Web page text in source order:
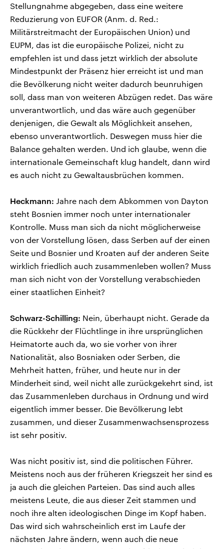
Stellungnahme abgegeben, dass eine weitere
Reduzierung von EUFOR (Anm. d. Red.:
Militärstreitmacht der Europäischen Union) und
EUPM, das ist die europäische Polizei, nicht zu
empfehlen ist und dass jetzt wirklich der absolute
Mindestpunkt der Präsenz hier erreicht ist und man
die Bevölkerung nicht weiter dadurch beunruhigen
soll, dass man von weiteren Abzügen redet. Das wäre
unverantwortlich, und das wäre auch gegenüber
denjenigen, die Gewalt als Möglichkeit ansehen,
ebenso unverantwortlich. Deswegen muss hier die
Balance gehalten werden. Und ich glaube, wenn die
internationale Gemeinschaft klug handelt, dann wird
es auch nicht zu Gewaltausbrüchen kommen.
Heckmann: Jahre nach dem Abkommen von Dayton
steht Bosnien immer noch unter internationaler
Kontrolle. Muss man sich da nicht möglicherweise
von der Vorstellung lösen, dass Serben auf der einen
Seite und Bosnier und Kroaten auf der anderen Seite
wirklich friedlich auch zusammenleben wollen? Muss
man sich nicht von der Vorstellung verabschieden
einer staatlichen Einheit?
Schwarz-Schilling: Nein, überhaupt nicht. Gerade da
die Rückkehr der Flüchtlinge in ihre ursprünglichen
Heimatorte auch da, wo sie vorher von ihrer
Nationalität, also Bosniaken oder Serben, die
Mehrheit hatten, früher, und heute nur in der
Minderheit sind, weil nicht alle zurückgekehrt sind, ist
das Zusammenleben durchaus in Ordnung und wird
eigentlich immer besser. Die Bevölkerung lebt
zusammen, und dieser Zusammenwachsensprozess
ist sehr positiv.
Was nicht positiv ist, sind die politischen Führer.
Meistens noch aus der früheren Kriegszeit her sind es
ja auch die gleichen Parteien. Das sind auch alles
meistens Leute, die aus dieser Zeit stammen und
noch ihre alten ideologischen Dinge im Kopf haben.
Das wird sich wahrscheinlich erst im Laufe der
nächsten Jahre ändern, wenn auch die neue